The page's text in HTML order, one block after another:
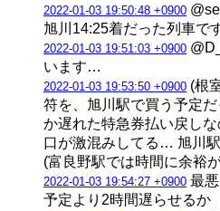
2022-01-03 19:50:48 +0900
旭川14:25着だった列車で
2022-01-03 19:51:03 +0900
います…
2022-01-03 19:53:50 +0900 (根
符を、旭川駅で買う予定
か遅れた特急券払い戻し
口が激混みしてる… 旭川
(富良野駅では時間に余裕
2022-01-03 19:54:27 +0900 最
予定より2時間遅らせるか